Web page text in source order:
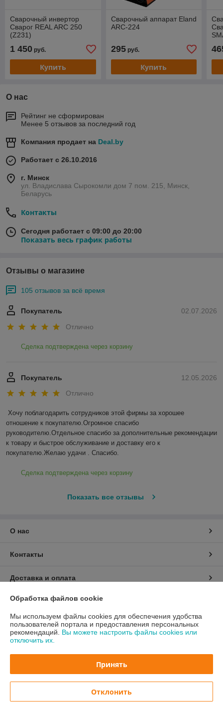
Сварочный инвертор
Сварог REAL ARC 250
(Z231)
1 450 руб.
Купить
Сварочный аппарат Eland
ARC-224
295руб.
Купить
О нас
Рейтинг не сформирован
Менее 5 отзывов за последний год
Компания продает на Deal.by
Работает с 26.10.2016
г. Минск
ул. Владислава Сырокомли дом 7 пом. 215, Минск,
Беларусь
Контакты
Сегодня работает с 09:00 до 20:00
Показать весь график работы
Отзывы о магазине
105 отзывов за всё время
02.07.2026
Покупатель
Отлично
Сделка подтверждена через корзину
12.05.2026
Покупатель
Отлично
Хочу поблагодарить сотрудников этой фирмы за хорошее
отношение к покупателю.Огромное спасибо
руководителю.Отдельное спасибо за дополнительные рекомендации
к товару и быстрое обслуживание и доставку его к
покупателю.Желаю удачи . Спасибо.
Сделка подтверждена через корзину
Показать все отзывы
О нас
Контакты
Доставка и оплата
График работы
Полная версия сайта
Сайт создан на платформе Deal.by
Обработка файлов cookie
Мы используем файлы cookies для обеспечения удобства
пользователей портала и предоставления персональных
рекомендаций. Вы можете настроить файлы cookies или
отключить их.
Принять
Отклонить